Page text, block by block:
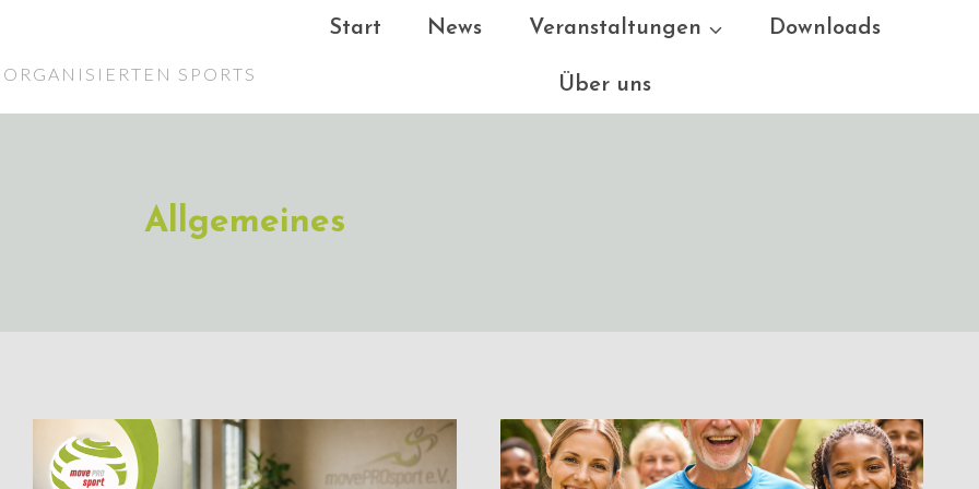
SPORTS
Start News Veranstaltungen Downloads
Über uns
Allgemeines